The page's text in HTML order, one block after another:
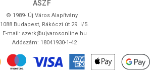
ÁSZF
© 1989- Új Város Alapítvány
1088 Budapest, Rákóczi út 29. I/5.
E-mail: szerk@ujvarosonline.hu
Adószám: 18041930-1-42